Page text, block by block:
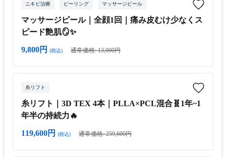
ニキビ治療 ピーリング マッサージピール
マッサージピール｜全顔1回｜痛み皮むけ少なくス
ピード艶肌🪞✨
9,800円 (税込) 通常価格: 13,000円
糸リフト
糸リフト｜3D TEX 4本｜PLLA×PCL混合🧬1年~1
年半の持続力🔥
119,600円 (税込) 通常価格: 259,600円